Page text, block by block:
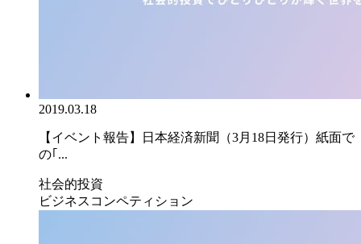
2019.03.18
【イベント報告】日本経済新聞（3月18日発行）紙面で
の｢...
社会的投資
ビジネスコンペティション